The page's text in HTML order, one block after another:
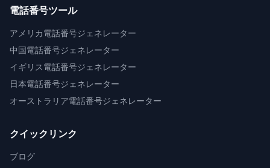
電話番号ツール
アメリカ電話番号ジェネレーター
中国電話番号ジェネレーター
イギリス電話番号ジェネレーター
日本電話番号ジェネレーター
オーストラリア電話番号ジェネレーター
クイックリンク
ブログ